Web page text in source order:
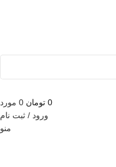
0 مورد 0 تومان
ورود / ثبت نام
منو